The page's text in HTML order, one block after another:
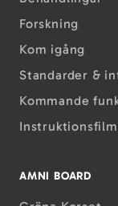
Forskning
Kom igång
Standarder &
Kommande
AMNI BOARD